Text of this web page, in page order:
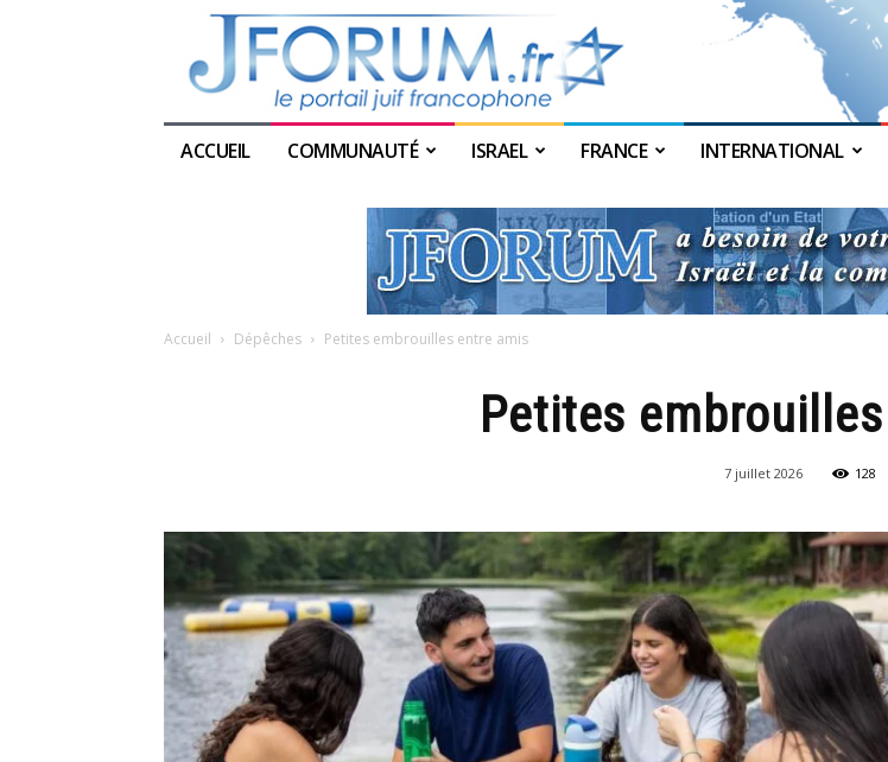
ACCUEIL COMMUNAUTÉ ISRAEL FRANCE INTERNATIONAL
Accueil Dépêches Petites embrouilles entre amis
Petites
7 juillet 2026 128